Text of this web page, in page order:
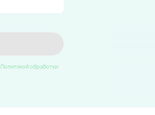
Политикой обработки